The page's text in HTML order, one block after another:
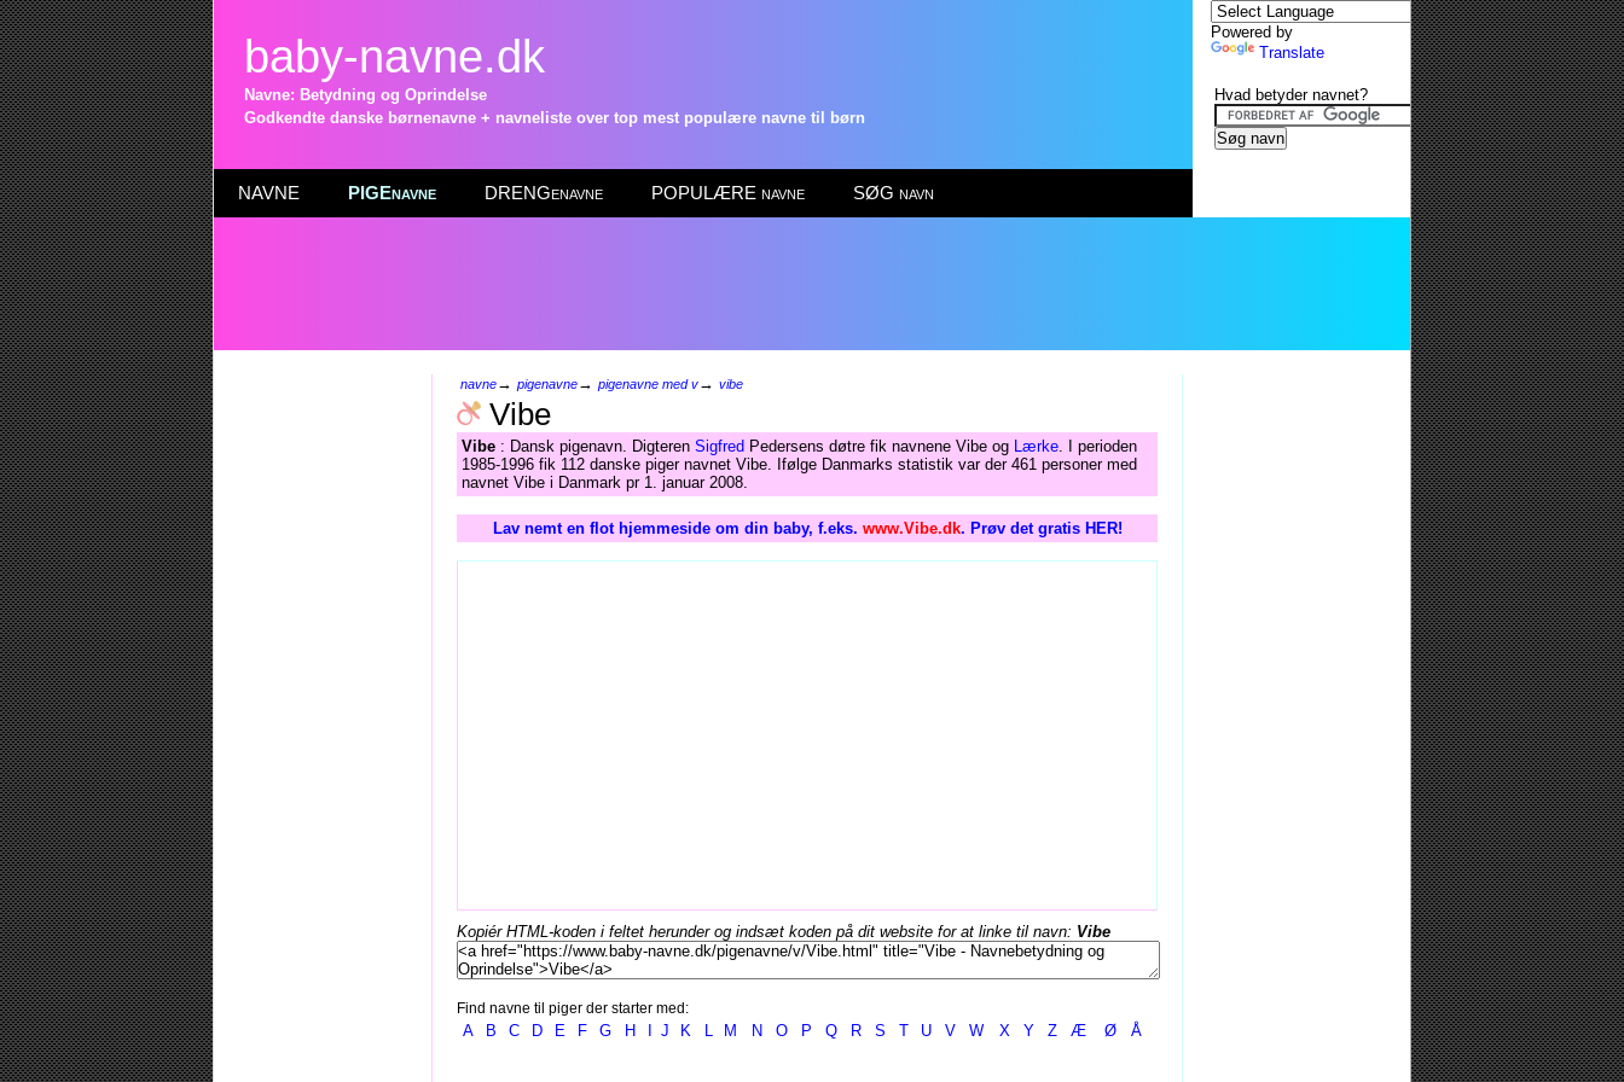
baby-navne.dk
Navne: Betydning og Oprindelse
Godkendte danske børnenavne + navneliste over top mest populære navne til børn
NAVNE PIGEnavne DRENGenavne POPULÆRE navne SØG navn
navne→ pigenavne→ pigenavne med v→ vibe
Vibe
Vibe : Dansk pigenavn. Digteren Sigfred Pedersens døtre fik navnene Vibe og Lærke. I perioden
1985-1996 fik 112 danske piger navnet Vibe. Ifølge Danmarks statistik var der 461 personer med
navnet Vibe i Danmark pr 1. januar 2008.
Lav nemt en flot hjemmeside om din baby, f.eks. www.Vibe.dk. Prøv det gratis HER!
Kopiér HTML-koden i feltet herunder og indsæt koden på dit website for at linke til navn: Vibe
Find navne til piger der starter med:
A B C D E F G H J K L M N O P Q R S T U V W X Y Z Æ Ø Å
Powered by
Translate
Hvad betyder navnet?